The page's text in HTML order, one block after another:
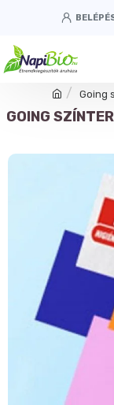
Going
GOING